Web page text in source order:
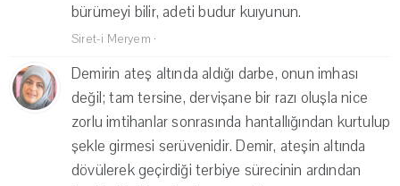
bürümeyi bilir, adeti budur kuıyunun.
Siret-i Meryem ·
Demirin ateş altında aldığı darbe, onun imhası
değil; tam tersine, dervişane bir razı oluşla nice
zorlu imtihanlar sonrasında hantallığından kurtulup
şekle girmesi serüvenidir. Demir, ateşin altında
dövülerek geçirdiği terbiye sürecinin ardından